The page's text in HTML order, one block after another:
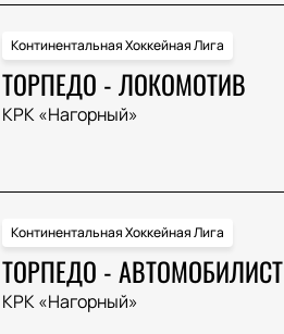
Континентальная Хоккейная Лига
ТОРПЕДО - ЛОКОМОТИВ
КРК «Нагорный»
Континентальная Хоккейная Лига
ТОРПЕДО - АВТОМОБИЛИСТ
КРК «Нагорный»